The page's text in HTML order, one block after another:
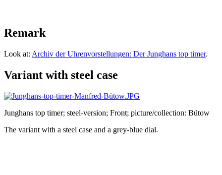
Remark
Look at: Archiv der Uhrenvorstellungen: Der Junghans top timer.
Variant with steel case
Junghans top timer; steel-version; Front; picture/collection: Bütow
The variant with a steel case and a grey-blue dial.